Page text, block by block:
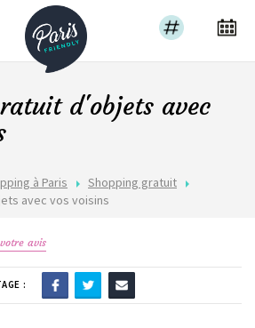
à Paris
Shopping gratuit
avec vos voisins
d'objets avec
avis
: